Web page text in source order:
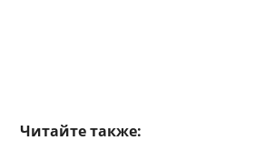
Читайте также: